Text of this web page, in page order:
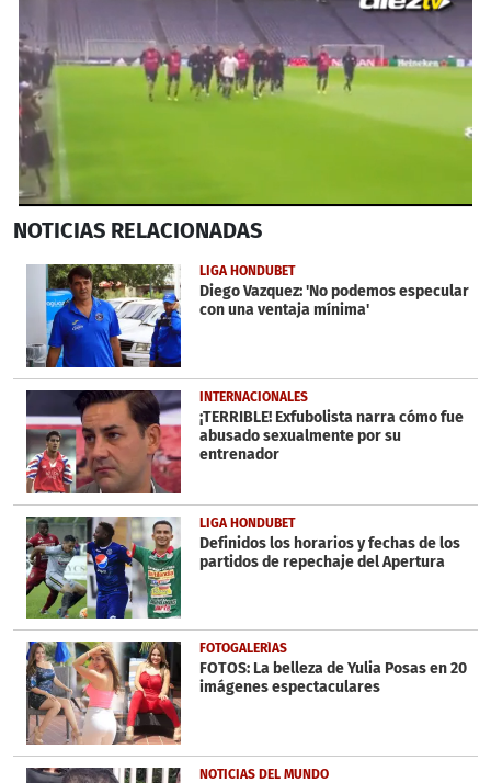
seconds
30
seconds
NOTICIAS RELACIONADAS
LIGA HONDUBET
Diego Vazquez: 'No podemos especular
con una ventaja mínima'
INTERNACIONALES
¡TERRIBLE! Exfubolista narra cómo fue
abusado sexualmente por su
entrenador
LIGA HONDUBET
Definidos los horarios y fechas de los
partidos de repechaje del Apertura
FOTOGALERÍAS
FOTOS: La belleza de Yulia Posas en 20
imágenes espectaculares
NOTICIAS DEL MUNDO